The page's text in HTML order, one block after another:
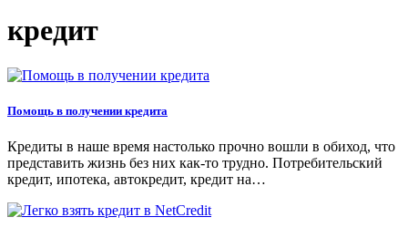
кредит
Помощь в получении кредита
Кредиты в наше время настолько прочно вошли в обиход, что
представить жизнь без них как-то трудно. Потребительский
кредит, ипотека, автокредит, кредит на…